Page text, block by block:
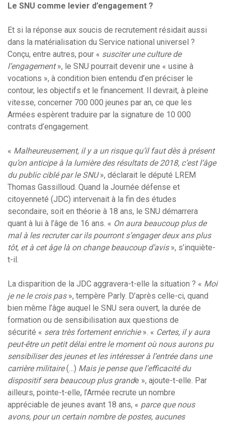
Le SNU comme levier d’engagement ?
Et si la réponse aux soucis de recrutement résidait aussi
dans la matérialisation du Service national universel ?
Conçu, entre autres, pour « susciter une culture de
l’engagement», le SNU pourrait devenir une « usine à
vocations », à condition bien entendu d’en préciser le
contour, les objectifs et le financement. Il devrait, à pleine
vitesse, concerner 700 000 jeunes par an, ce que les
Armées espèrent traduire par la signature de 10 000
contrats d’engagement.
« Malheureusement, il y a un risque qu’il faut dès à présent
qu’on anticipe à la lumière des résultats de 2018, c’est l’âge
du public ciblé par le SNU», déclarait le député LREM
Thomas Gassilloud. Quand la Journée défense et
citoyenneté (JDC) intervenait à la fin des études
secondaire, soit en théorie à 18 ans, le SNU démarrera
quant à lui à l’âge de 16 ans. « On aura beaucoup plus de
mal à les recruter car ils pourront s’engager deux ans plus
tôt, et à cet âge là on change beaucoup d’avis», s’inquiète-
t-il.
La disparition de la JDC aggravera-t-elle la situation ? « Moi
je ne le crois pas», tempère Parly. D’après celle-ci, quand
bien même l’âge auquel le SNU sera ouvert, la durée de
formation ou de sensibilisation aux questions de
sécurité « sera très fortement enrichie». « Certes, il y aura
peut-être un petit délai entre le moment où nous aurons pu
sensibiliser des jeunes et les intéresser à l’entrée dans une
carrière militaire(…) Mais je pense que l’efficacité du
dispositif sera beaucoup plus grande », ajoute-t-elle. Par
ailleurs, pointe-t-elle, l’Armée recrute un nombre
appréciable de jeunes avant 18 ans, « parce que nous
avons, pour un certain nombre de postes, aucunes